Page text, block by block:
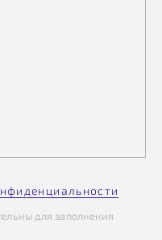
для заполнения